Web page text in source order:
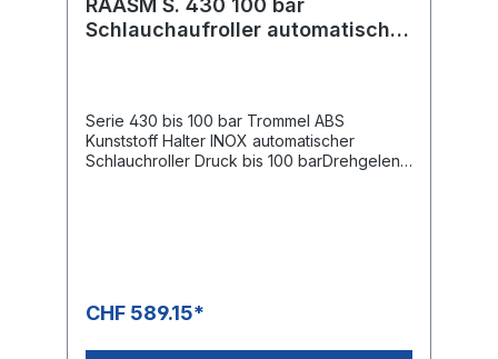
Schlauchaufroller automatisch
Serie 430 bis 100 bar Trommel ABS
Kunststoff Halter INOX automatischer
Schlauchroller Druck bis 100 barDrehgelenk
CHF 589.15*